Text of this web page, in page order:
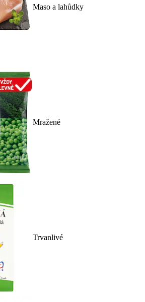
Maso a lahůdky
Mražené
Trvanlivé